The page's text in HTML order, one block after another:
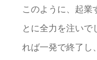
このように、起業
とに全力を注いで
れば一発で終了し